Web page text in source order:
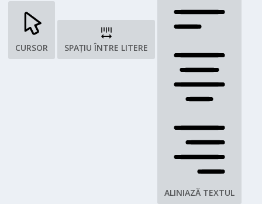
CURSOR SPAȚIU ÎNTRE LITERE
ALINIAZĂ TEXTUL